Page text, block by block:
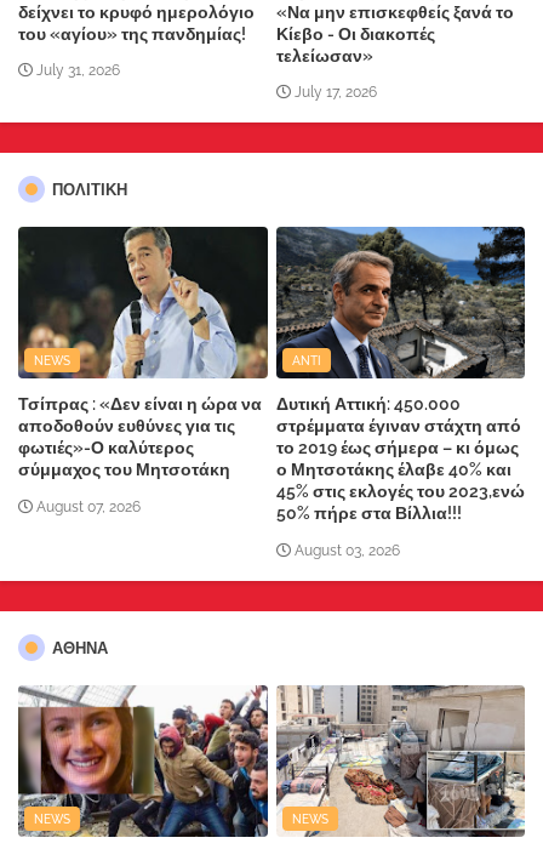
δείχνει το κρυφό ημερολόγιο
του «αγίου» της πανδημίας!
July 31, 2026
«Να μην επισκεφθείς ξανά το
Κίεβο - Οι διακοπές
τελείωσαν»
July 17, 2026
ΠΟΛΙΤΙΚΗ
NEWS
Τσίπρας : «Δεν είναι η ώρα να
αποδοθούν ευθύνες για τις
φωτιές»-Ο καλύτερος
σύμμαχος του Μητσοτάκη
August 07, 2026
ANTI
Δυτική Αττική: 450.000
στρέμματα έγιναν στάχτη από
το 2019 έως σήμερα – κι όμως
ο Μητσοτάκης έλαβε 40% και
45% στις εκλογές του 2023,ενώ
50% πήρε στα Βίλλια!!!
August 03, 2026
ΑΘΗΝΑ
NEWS NEWS